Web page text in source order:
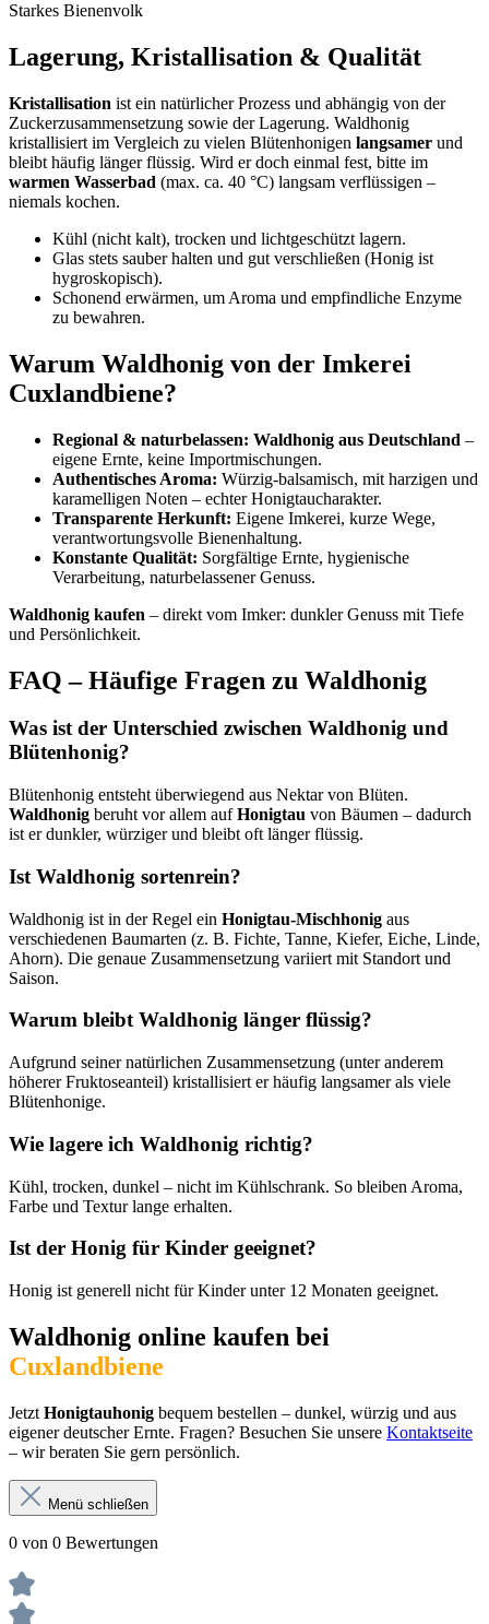
Starkes Bienenvolk
Lagerung, Kristallisation & Qualität
Kristallisation ist ein natürlicher Prozess und abhängig von der
Zuckerzusammensetzung sowie der Lagerung. Waldhonig
kristallisiert im Vergleich zu vielen Blütenhonigen langsamer und
bleibt häufig länger flüssig. Wird er doch einmal fest, bitte im
warmen Wasserbad (max. ca. 40 °C) langsam verflüssigen –
niemals kochen.
Kühl (nicht kalt), trocken und lichtgeschützt lagern.
Glas stets sauber halten und gut verschließen (Honig ist
hygroskopisch).
Schonend erwärmen, um Aroma und empfindliche Enzyme
zu bewahren.
Warum Waldhonig von der Imkerei
Cuxlandbiene?
Regional & naturbelassen: Waldhonig aus Deutschland –
eigene Ernte, keine Importmischungen.
Authentisches Aroma: Würzig-balsamisch, mit harzigen und
karamelligen Noten – echter Honigtaucharakter.
Transparente Herkunft: Eigene Imkerei, kurze Wege,
verantwortungsvolle Bienenhaltung.
Konstante Qualität: Sorgfältige Ernte, hygienische
Verarbeitung, naturbelassener Genuss.
Waldhonig kaufen – direkt vom Imker: dunkler Genuss mit Tiefe
und Persönlichkeit.
FAQ – Häufige Fragen zu Waldhonig
Was ist der Unterschied zwischen Waldhonig und
Blütenhonig?
Blütenhonig entsteht überwiegend aus Nektar von Blüten.
Waldhonig beruht vor allem aufHonigtau von Bäumen – dadurch
ist er dunkler, würziger und bleibt oft länger flüssig.
Ist Waldhonig sortenrein?
Waldhonig ist in der Regel ein Honigtau-Mischhonig aus
verschiedenen Baumarten (z. B. Fichte, Tanne, Kiefer, Eiche, Linde,
Ahorn). Die genaue Zusammensetzung variiert mit Standort und
Saison.
Warum bleibt Waldhonig länger flüssig?
Aufgrund seiner natürlichen Zusammensetzung (unter anderem
höherer Fruktoseanteil) kristallisiert er häufig langsamer als viele
Blütenhonige.
Wie lagere ich Waldhonig richtig?
Kühl, trocken, dunkel – nicht im Kühlschrank. So bleiben Aroma,
Farbe und Textur lange erhalten.
Ist der Honig für Kinder geeignet?
Honig ist generell nicht für Kinder unter 12 Monaten geeignet.
Waldhonig online kaufen bei
Cuxlandbiene
Jetzt Honigtauhonig bequem bestellen – dunkel, würzig und aus
eigener deutscher Ernte. Fragen? Besuchen Sie unsere Kontaktseite
– wir beraten Sie gern persönlich.
Menü schließen
0 von 0 Bewertungen